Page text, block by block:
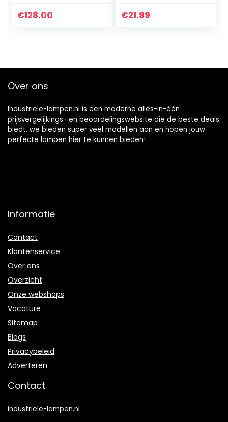
Vintage Eettafel
€128.00
lampenkap
€21.99
Over ons
Industriele-lampen.nl is een moderne alles-in-één
prijsvergelijkings- en beoordelingswebsite die de beste deals
biedt, we bieden super veel modellen aan en hopen jouw
perfecte lampen hier te kunnen bieden!
Informatie
Contact
Klantenservice
Over ons
Overzicht
Onze webshops
Vacature
Sitemap
Blogs
Privacybeleid
Adverteren
Contact
industriele-lampen.nl